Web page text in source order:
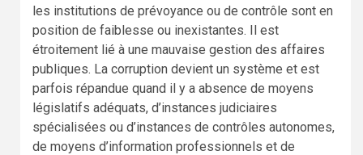
les institutions de prévoyance ou de contrôle sont en
position de faiblesse ou inexistantes. Il est
étroitement lié à une mauvaise gestion des affaires
publiques. La corruption devient un système et est
parfois répandue quand il y a absence de moyens
législatifs adéquats, d’instances judiciaires
spécialisées ou d’instances de contrôles autonomes,
de moyens d’information professionnels et de